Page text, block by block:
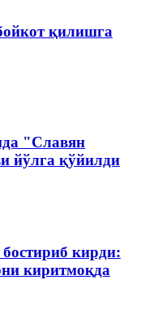
қилишга
"Славян
йўлга қўйилди
кирди:
киритмоқда